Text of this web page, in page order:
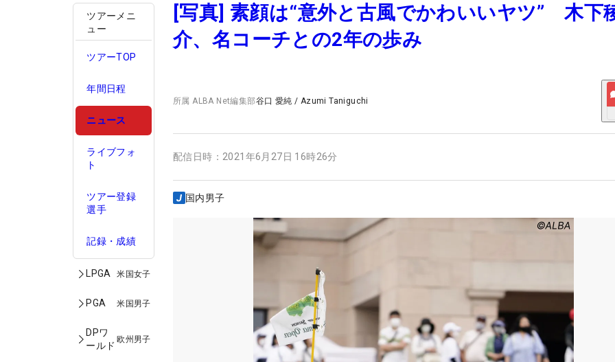
ツアーメニ
ュー
ツアーTOP
年間日程
ニュース
ライブフォ
ト
ツアー登録
選手
記録・成績
LPGA 米国女子
PGA 米国男子
DPワ
ールド
欧州男子
[写真] 素顔は“意外と古風でかわいいヤツ” 木下
介、名コーチとの2年の歩み
所属ALBA Net編集部谷口 愛純 / Azumi Taniguchi
配信日時： 2021年6月27日 16時26分
国内男子